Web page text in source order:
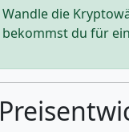
Wandle die
bekommst du für